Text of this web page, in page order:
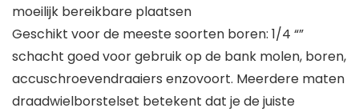
moeilijk bereikbare plaatsen
Geschikt voor de meeste soorten boren: 1/4 “”
schacht goed voor gebruik op de bank molen, boren,
accuschroevendraaiers enzovoort. Meerdere maten
draadwielborstelset betekent dat je de juiste